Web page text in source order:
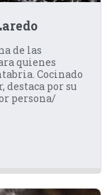
de las
quienes
Cocinado
por su
persona/